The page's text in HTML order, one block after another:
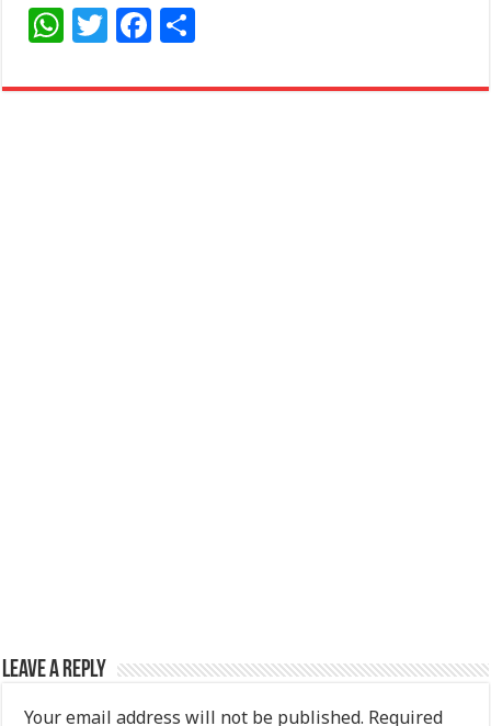
W
at
T
itt
F
c ar
Leave a Reply
Your email address will not be published. Required